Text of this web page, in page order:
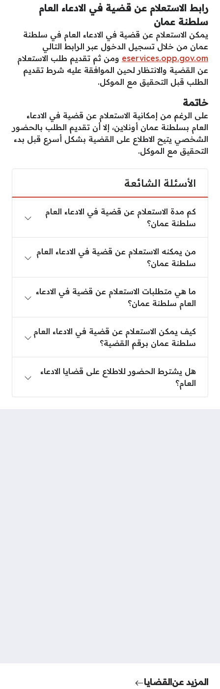
رابط الاستعلام عن قضية في الادعاء العام
سلطنة عمان
يمكن الاستعلام عن قضية في الادعاء العام في سلطنة
عمان من خلال تسجيل الدخول عبر الرابط التالي
eservices.opp.gov.om ومن ثم تقديم طلب الاستعلام
عن القضية والانتظار لحين الموافقة عليه شرط تقديم
الطلب قبل التحقيق مع الموكل.
خاتمة
على الرغم من إمكانية الاستعلام عن قضية في الادعاء
العام بسلطنة عمان أونلاين، إلا أن تقديم الطلب بالحضور
الشخصي يتيح الاطلاع على القضية بشكل أسرع قبل بدء
التحقيق مع الموكل.
الأسئلة الشائعة
كم مدة الاستعلام عن قضية في الادعاء العام
سلطنة عمان؟
من يمكنه الاستعلام عن قضية في الادعاء العام
سلطنة عمان؟
ما هي متطلبات الاستعلام عن قضية في الادعاء
العام سلطنة عمان؟
كيف يمكن الاستعلام عن قضية في الادعاء العام
سلطنة عمان برقم القضية؟
هل يشترط الحضور للاطلاع على قضايا الادعاء
العام؟
المزيد عنالقضايا